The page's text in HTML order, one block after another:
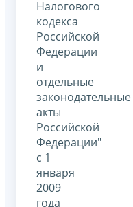
Налогового
кодекса
Российской
Федерации
и
отдельные
законодательные
акты
Российской
Федерации"
с 1
января
2009
года